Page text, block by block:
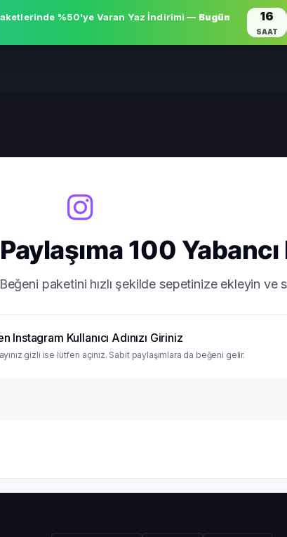
%50'ye Varan Yaz İndirimi — Bugün
16
SAAT
100
paketini hızlı şekilde sepetinize ekleyin ve
Instagram Kullanıcı Adınızı Giriniz
gizli ise lütfen açınız. Sabit paylaşımlara da beğeni gelir.